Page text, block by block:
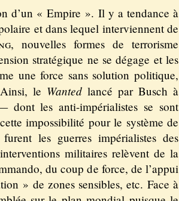
d’un « Empire ». Il y a tendance à
et dans lequel interviennent de
, nouvelles formes de terrorisme
stratégique ne se dégage et les
une force sans solution politique,
le Wantedlancé par Busch à
dont les anti-impérialistes se sont
impossibilité pour le système de
les guerres impérialistes des
militaires relèvent de la
du coup de force, de l’appui
» de zones sensibles, etc. Face à